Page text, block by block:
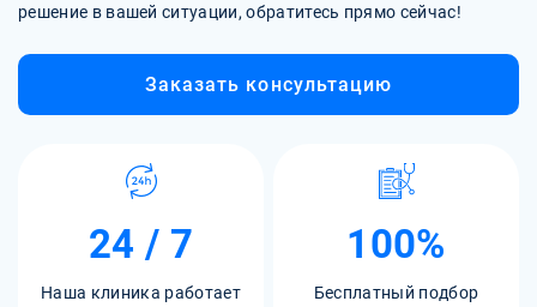
решение в вашей ситуации, обратитесь прямо сейчас!
Заказать консультацию
24 / 7
Наша клиника работает
100%
Бесплатный подбор